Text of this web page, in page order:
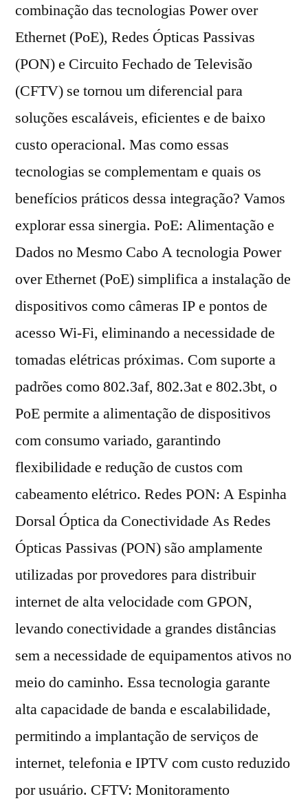
combinação das tecnologias Power over
Ethernet (PoE), Redes Ópticas Passivas
(PON) e Circuito Fechado de Televisão
(CFTV) se tornou um diferencial para
soluções escaláveis, eficientes e de baixo
custo operacional. Mas como essas
tecnologias se complementam e quais os
benefícios práticos dessa integração? Vamos
explorar essa sinergia. PoE: Alimentação e
Dados no Mesmo Cabo A tecnologia Power
over Ethernet (PoE) simplifica a instalação de
dispositivos como câmeras IP e pontos de
acesso Wi-Fi, eliminando a necessidade de
tomadas elétricas próximas. Com suporte a
padrões como 802.3af, 802.3at e 802.3bt, o
PoE permite a alimentação de dispositivos
com consumo variado, garantindo
flexibilidade e redução de custos com
cabeamento elétrico. Redes PON: A Espinha
Dorsal Óptica da Conectividade As Redes
Ópticas Passivas (PON) são amplamente
utilizadas por provedores para distribuir
internet de alta velocidade com GPON,
levando conectividade a grandes distâncias
sem a necessidade de equipamentos ativos no
meio do caminho. Essa tecnologia garante
alta capacidade de banda e escalabilidade,
permitindo a implantação de serviços de
internet, telefonia e IPTV com custo reduzido
por usuário. CFTV: Monitoramento